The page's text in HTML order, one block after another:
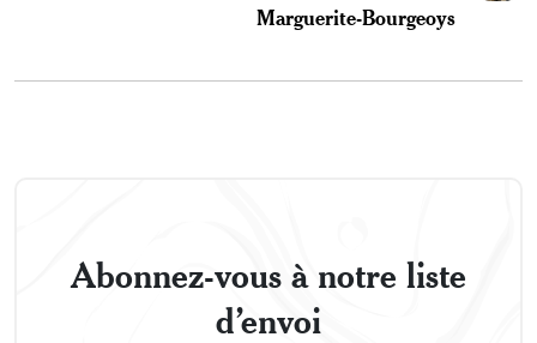
Marguerite-Bourgeoys
Abonnez-vous à notre liste
d’envoi